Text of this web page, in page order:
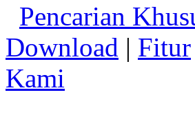
Pencarian
Download | Fitur
Kami